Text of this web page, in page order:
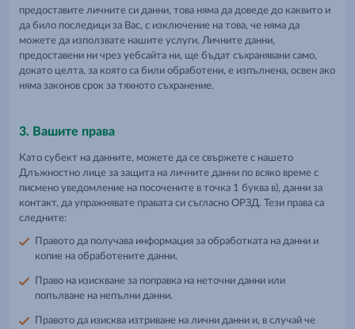
предоставите личните си данни, това няма да доведе до каквито и
да било последици за Вас, с изключение на това, че няма да
можете да използвате нашите услуги. Личните данни,
предоставени ни чрез уебсайта ни, ще бъдат съхранявани само,
докато целта, за която са били обработени, е изпълнена, освен ако
няма законов срок за тяхното съхранение.
3. Вашите права
Като субект на данните, можете да се свържете с нашето
Длъжностно лице за защита на личните данни по всяко време с
писмено уведомление на посочените в точка 1 буква в), данни за
контакт, да упражнявате правата си съгласно ОРЗД. Тези права са
следните:
Правото да получава информация за обработката на данни и
копие на обработените данни.
Право на изискване за поправка на неточни данни или
попълване на непълни данни.
Правото да изисква изтриване на лични данни и, в случай че